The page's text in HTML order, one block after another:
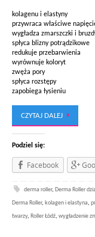
kolagenu i elastyny
przywraca właściwe
wygładza zmarszczki i
spłyca blizny potrądzikowe
redukuje przebarwienia
wyrównuje koloryt
zwęża pory
spłyca rozstępy
zapobiega łysieniu
CZYTAJ DALEJ
Podziel się:
Facebook
derma roller, Derma Roller
Derma Roller, kolagen i elastyna,
twarzy, Roller Łódź, wygładzenie